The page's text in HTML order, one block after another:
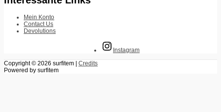
Mein Konto
Contact Us
Devolutions
Instagram
Copyright © 2026 surfitem
Credits
Powered by surfitem